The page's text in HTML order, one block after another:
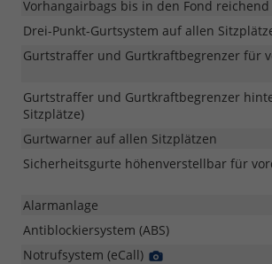
Vorhangairbags bis in den Fond reichend
Drei-Punkt-Gurtsystem auf allen
Gurtstraffer und Gurtkraftbegrenzer für
Gurtstraffer und Gurtkraftbegrenzer
Sitzplätze)
Gurtwarner auf allen Sitzplätzen
Sicherheitsgurte höhenverstellbar für
Alarmanlage
Antiblockiersystem (ABS)
Notrufsystem (eCall)